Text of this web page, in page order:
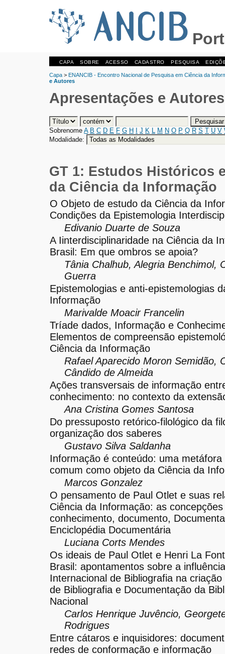
CAPA SOBRE ACESSO CADASTRO PESQUISA
Capa > ENANCIB - Encontro Nacional de Pesquisa em Ciência da
e Autores
Apresentações e Autores
Sobrenome A B C D E F G H J K M N O P Q R S T U V
Modalidade:
GT 1: Estudos Históricos
da Ciência da Informação
O Objeto de estudo da Ciência da
Condições da Epistemologia
Edivanio Duarte de Souza
A Iinterdisciplinaridade na Ciência da
Brasil: Em que ombros se apoia?
Tânia Chalhub, Alegria Benchimol,
Guerra
Epistemologias e anti-epistemologias
Informação
Marivalde Moacir Francelin
Tríade dados, Informação e
Elementos de compreensão
Ciência da Informação
Rafael Aparecido Moron Semidão,
Cândido de Almeida
Ações transversais de informação
conhecimento: no contexto da
Ana Cristina Gomes Santosa
Do pressuposto retórico-filológico da
organização dos saberes
Gustavo Silva Saldanha
Informação é conteúdo: uma metáfora
comum como objeto da Ciência da
Marcos Gonzalez
O pensamento de Paul Otlet e suas
Ciência da Informação: as
conhecimento, documento,
Enciclopédia Documentária
Luciana Corts Mendes
Os ideais de Paul Otlet e Henri La
Brasil: apontamentos sobre a
Internacional de Bibliografia na
de Bibliografia e Documentação da
Nacional
Carlos Henrique Juvêncio,
Rodrigues
Entre cátaros e inquisidores:
redes de conformação e informação